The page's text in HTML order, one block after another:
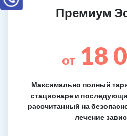
Премиум
от 18
Максимально полный
стационаре и
рассчитанный на
лечение